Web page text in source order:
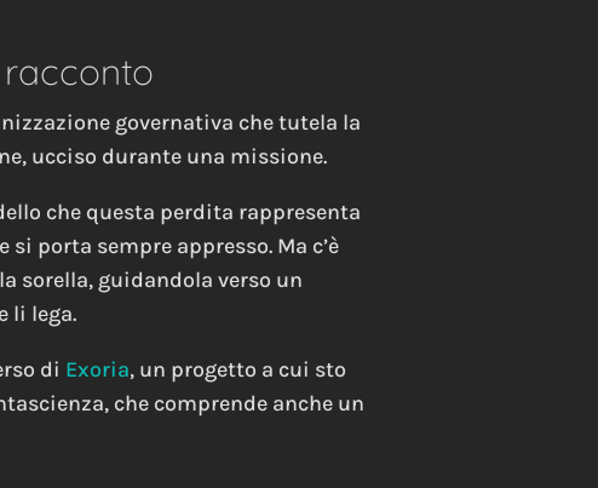
governativa che tutela la
ucciso durante una missione.
che questa perdita rappresenta
porta sempre appresso. Ma c’è
sorella, guidandola verso un
li lega.
di Exoria, un progetto a cui sto
che comprende anche un